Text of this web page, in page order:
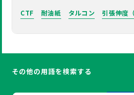
CTF
耐油紙 タルコン 引張伸度（
その他の用語を検索する